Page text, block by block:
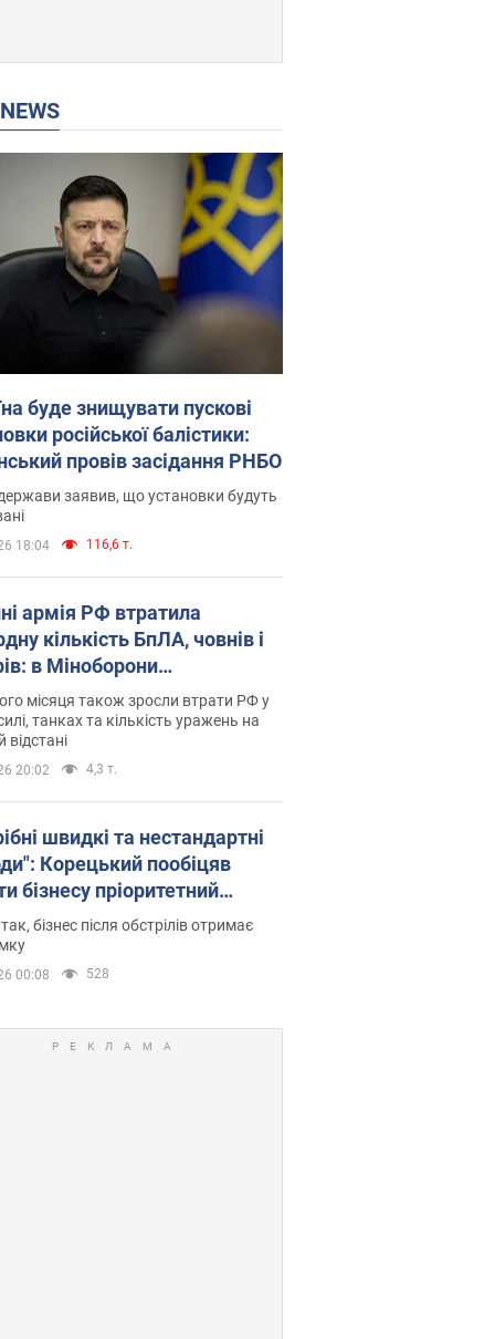
NEWS
буде знищувати пускові
російської балістики:
провів засідання РНБО
заявив, що установки будуть
18:04 116,6 т.
армія РФ втратила
кількість БпЛА, човнів і
в Міноборони
статистику
місяця також зросли втрати РФ у
танках та кількість уражень на
відстані
20:02 4,3 т.
швидкі та нестандартні
Корецький пообіцяв
бізнесу пріоритетний
до наявних складських
бізнес після обстрілів отримає
00:08 528